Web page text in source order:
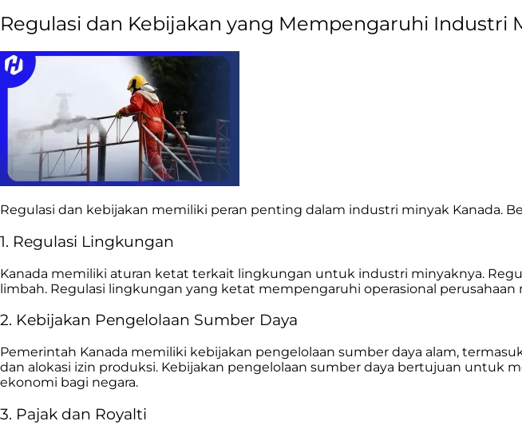
Regulasi dan Kebijakan yang Mempengaruhi Industri
Regulasi dan kebijakan memiliki peran penting dalam industri minyak Kanada.
1. Regulasi Lingkungan
Kanada memiliki aturan ketat terkait lingkungan untuk industri minyaknya.
limbah. Regulasi lingkungan yang ketat mempengaruhi operasional
2. Kebijakan Pengelolaan Sumber Daya
Pemerintah Kanada memiliki kebijakan pengelolaan sumber daya alam,
dan alokasi izin produksi. Kebijakan pengelolaan sumber daya bertujuan
ekonomi bagi negara.
3. Pajak dan Royalti